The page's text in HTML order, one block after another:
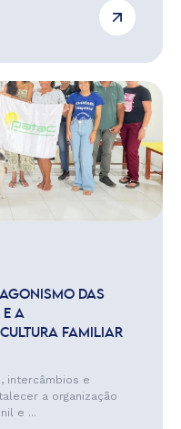
DAS
E A
FAMILIAR
intercâmbios e
a organização
e ...